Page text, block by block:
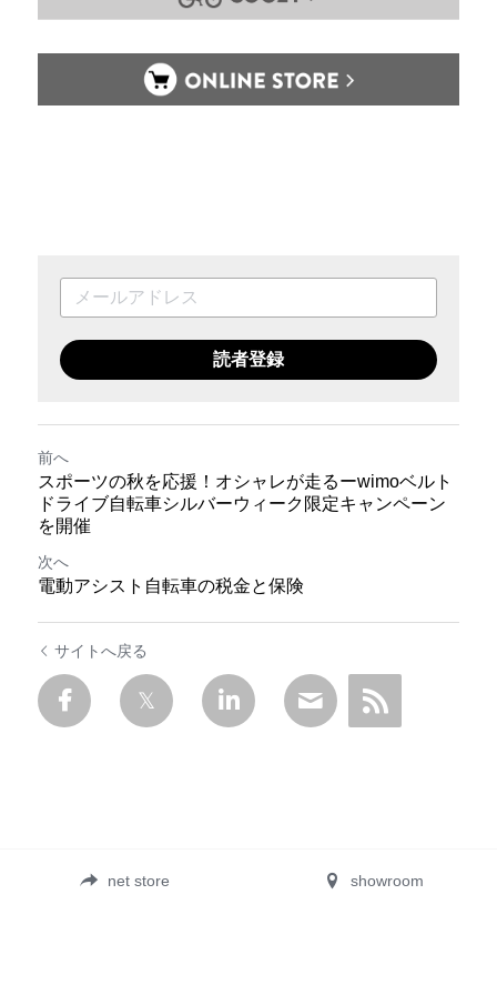
読者登録
前へ
スポーツの秋を応援！オシャレが走るーwimoベルト
ドライブ自転車シルバーウィーク限定キャンペーン
を開催
次へ
電動アシスト自転車の税金と保険
サイトへ戻る
net store showroom